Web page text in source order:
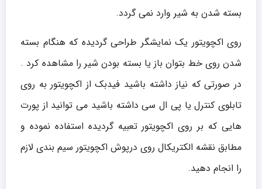
بسته شدن به شیر وارد نمی گردد.
روی اکچویتور یک نمایشگر طراحی گردیده که هنگام بسته
شدن روی خط بتوان باز یا بسته بودن شیر را مشاهده کرد .
در صورتی که نیاز داشته باشید فیدبک از اکچویتور به روی
تابلوی کنترل یا پی ال سی داشته باشید می توانید از پورت
هایی که بر روی اکچویتور تعبیه گردیده استفاده نموده و
مطابق نقشه الکتریکال روی درپوش اکچویتور سیم بندی لازم
را انجام دهید.